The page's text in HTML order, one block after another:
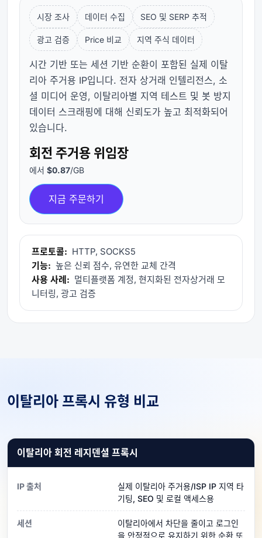
시장 조사 데이터 수집 SEO 및 SERP 추적
광고 검증 Price 비교 지역 주식 데이터
시간 기반 또는 세션 기반 순환이 포함된 실제 이탈
리아 주거용 IP입니다. 전자 상거래 인텔리전스, 소
셜 미디어 운영, 이탈리아별 지역 테스트 및 봇 방지
데이터 스크래핑에 대해 신뢰도가 높고 최적화되어
있습니다.
회전 주거용 위임장
에서 $0.87/GB
지금 주문하기
프로토콜: HTTP, SOCKS5
기능: 높은 신뢰 점수, 유연한 교체 간격
사용 사례: 멀티플랫폼 계정, 현지화된 전자상거래 모
니터링, 광고 검증
이탈리아 프록시 유형 비교
이탈리아 회전 레지덴셜 프록시
IP 출처
실제 이탈리아 주거용/ISP IP 지역 타
기팅, SEO 및 로컬 액세스용
세션
이탈리아에서 차단을 줄이고 로그인
을 안정적으로 유지하기 위한 순환 또